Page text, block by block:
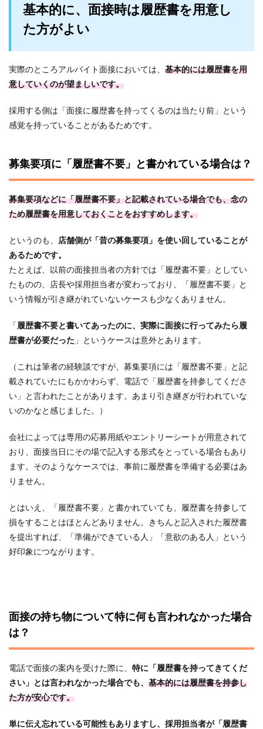
基本的に、面接時は履歴書を用意し
た方がよい
実際のところアルバイト面接においては、 基本的には履歴書を用
意していくのが望ましいです。
採用する側は「面接に履歴書を持ってくるのは当たり前」という
感覚を持っていることがあるためです。
募集要項に「履歴書不要」と書かれている場合は？
募集要項などに「履歴書不要」と記載されている場合でも、念の
ため履歴書を用意しておくことをおすすめします。
というのも、 店舗側が「昔の募集要項」を使い回していることが
あるためです。
たとえば、以前の面接担当者の方針では「履歴書不要」としてい
たものの、店長や採用担当者が変わっており、「履歴書不要」と
いう情報が引き継がれていないケースも少なくありません。
「 履歴書不要と書いてあったのに、実際に面接に行ってみたら履
歴書が必要だった 」というケースは意外とあります。
（これは筆者の経験談ですが、募集要項には「履歴書不要」と記
載されていたにもかかわらず、電話で「履歴書を持参してくださ
い」と言われたことがあります。あまり引き継ぎが行われていな
いのかなと感じました。）
会社によっては専用の応募用紙やエントリーシートが用意されて
おり、面接当日にその場で記入する形式をとっている場合もあり
ます。そのようなケースでは、事前に履歴書を準備する必要はあ
りません。
とはいえ、「履歴書不要」と書かれていても、履歴書を持参して
損をすることはほとんどありません。きちんと記入された履歴書
を提出すれば、「準備ができている人」「意欲のある人」という
好印象につながります。
面接の持ち物について特に何も言われなかった場合
は？
電話で面接の案内を受けた際に、 特に「履歴書を持ってきてくだ
さい」とは言われなかった場合でも、 基本的には履歴書を持参し
た方が安心です。
単に伝え忘れている可能性もありますし、採用担当者が「履歴書